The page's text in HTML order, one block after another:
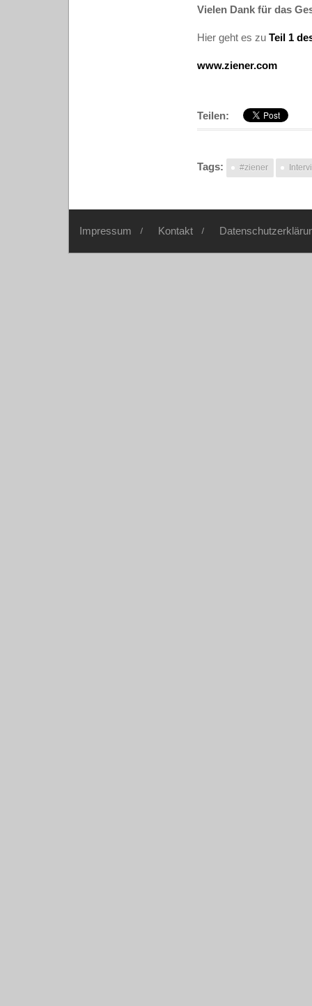
Vielen Dank für das
Hier geht es zu Teil 1
www.ziener.com
Teilen:
Tags: #ziener
Impressum Kontakt